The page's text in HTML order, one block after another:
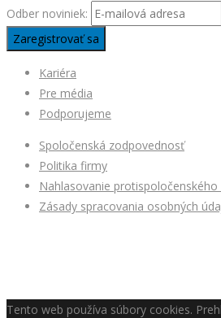
Odber noviniek:
Kariéra
Pre média
Podporujeme
Spoločenská zodpovednosť
Politika firmy
Nahlasovanie protispoločenského
Zásady spracovania osobných
Tento web používa súbory cookies.